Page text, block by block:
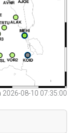
08-10 07:35:00